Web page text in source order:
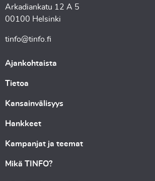
Arkadiankatu 12 A 5
00100 Helsinki
tinfo@tinfo.fi
Ajankohtaista
Tietoa
Kansainvälisyys
Hankkeet
Kampanjat ja teemat
Mikä TINFO?